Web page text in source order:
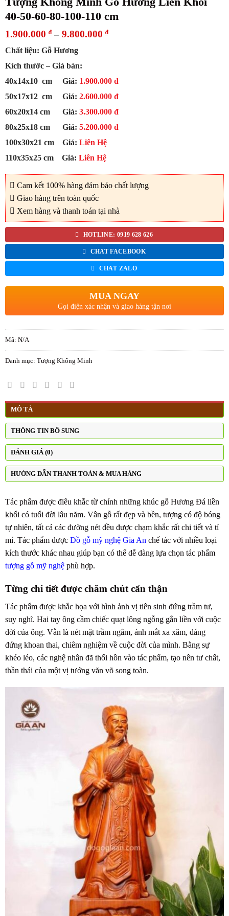
40-50-60-80-100-110 cm
1.900.000 ₫ – 9.800.000 ₫
Chất liệu: Gỗ Hương
Kích thước – Giá bán:
40x14x10 cm Giá: 1.900.000 đ
50x17x12 cm Giá: 2.600.000 đ
60x20x14 cm Giá: 3.300.000 đ
80x25x18 cm Giá: 5.200.000 đ
100x30x21 cm Giá: Liên Hệ
110x35x25 cm Giá: Liên Hệ
Cam kết 100% hàng đảm bảo chất lượng
Giao hàng trên toàn quốc
Xem hàng và thanh toán tại nhà
HOTLINE: 0919 628 626
CHAT FACEBOOK
CHAT ZALO
MUA NGAY
Gọi điện xác nhận và giao hàng tận nơi
Mã: N/A
Danh mục: Tượng Khổng Minh
MÔ TẢ
THÔNG TIN BỔ SUNG
ĐÁNH GIÁ (0)
HƯỚNG DẪN THANH TOÁN & MUA HÀNG
Tác phẩm được điêu khắc từ chính những khúc gỗ Hương Đá liền
khối có tuổi đời lâu năm. Vân gỗ rất đẹp và bền, tượng có độ bóng
tự nhiên, tất cả các đường nét đều được chạm khắc rất chi tiết và tỉ
mỉ. Tác phẩm được Đồ gỗ mỹ nghệ Gia An chế tác với nhiều loại
kích thước khác nhau giúp bạn có thể dễ dàng lựa chọn tác phẩm
tượng gỗ mỹ nghệ phù hợp.
Từng chi tiết được chăm chút cẩn thận
Tác phẩm được khắc họa với hình ảnh vị tiên sinh đứng trầm tư,
suy nghĩ. Hai tay ông cầm chiếc quạt lông ngỗng gắn liền với cuộc
đời của ông. Vẫn là nét mặt trầm ngâm, ánh mắt xa xăm, đáng
đứng khoan thai, chiêm nghiệm về cuộc đời của mình. Bằng sự
khéo léo, các nghệ nhân đã thổi hồn vào tác phẩm, tạo nên tư chất,
thần thái của một vị tướng văn võ song toàn.